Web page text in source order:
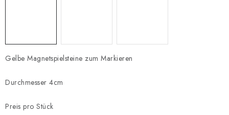
Gelbe Magnetspielsteine zum Markieren
Durchmesser 4cm
Preis pro Stück